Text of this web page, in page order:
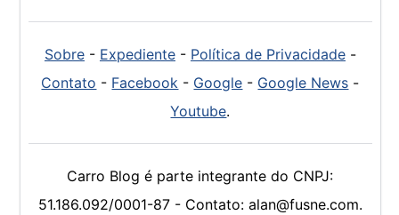
Sobre- Expediente- Política de Privacidade-
Contato - Facebook - Google - Google News -
Youtube.
Carro Blog é parte integrante do CNPJ:
51.186.092/0001-87 - Contato: alan@fusne.com.